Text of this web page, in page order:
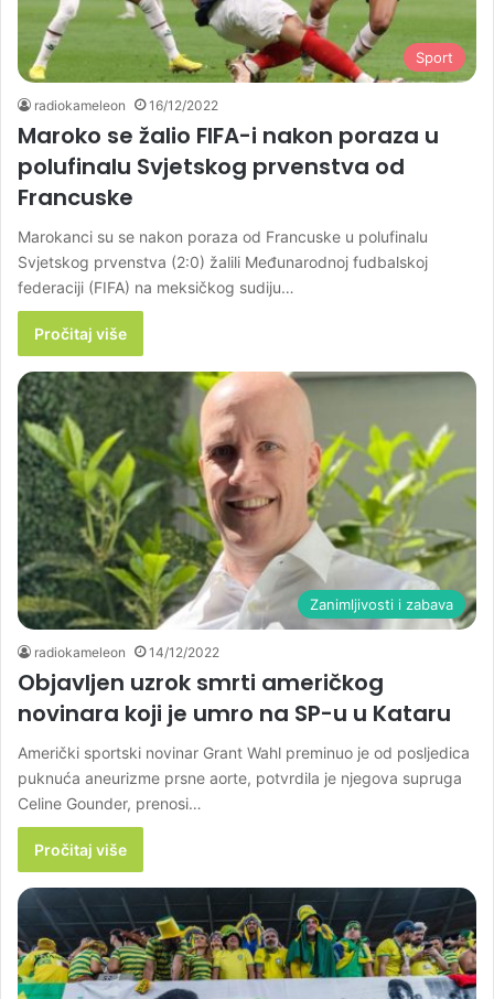
Sport
radiokameleon 16/12/2022
Maroko se žalio FIFA-i nakon poraza u
polufinalu Svjetskog prvenstva od
Francuske
Marokanci su se nakon poraza od Francuske u polufinalu
Svjetskog prvenstva (2:0) žalili Međunarodnoj fudbalskoj
federaciji (FIFA) na meksičkog sudiju…
Pročitaj više
Zanimljivosti i zabava
radiokameleon 14/12/2022
Objavljen uzrok smrti američkog
novinara koji je umro na SP-u u Kataru
Američki sportski novinar Grant Wahl preminuo je od posljedica
puknuća aneurizme prsne aorte, potvrdila je njegova supruga
Celine Gounder, prenosi…
Pročitaj više